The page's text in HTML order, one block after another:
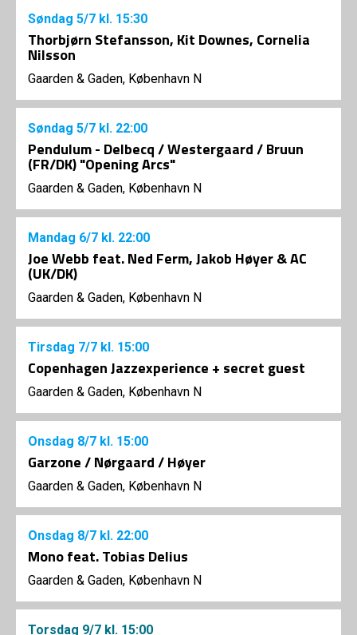
Søndag 5/7 kl. 15:30
Thorbjørn Stefansson, Kit Downes, Cornelia
Nilsson
Gaarden & Gaden, København N
Søndag 5/7 kl. 22:00
Pendulum - Delbecq / Westergaard / Bruun
(FR/DK) "Opening Arcs"
Gaarden & Gaden, København N
Mandag 6/7 kl. 22:00
Joe Webb feat. Ned Ferm, Jakob Høyer & AC
(UK/DK)
Gaarden & Gaden, København N
Tirsdag 7/7 kl. 15:00
Copenhagen Jazzexperience + secret guest
Gaarden & Gaden, København N
Onsdag 8/7 kl. 15:00
Garzone / Nørgaard / Høyer
Gaarden & Gaden, København N
Onsdag 8/7 kl. 22:00
Mono feat. Tobias Delius
Gaarden & Gaden, København N
Torsdag 9/7 kl. 15:00